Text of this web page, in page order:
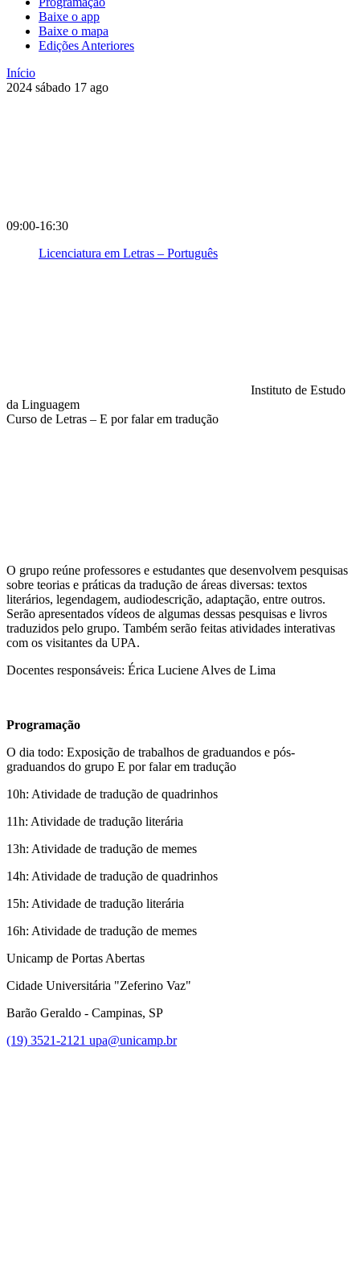
Baixe o app
Baixe o mapa
Edições Anteriores
Início
2024 sábado 17 ago
09:00-16:30
Licenciatura em Letras – Português
Instituto de Estudo
da Linguagem
Curso de Letras – E por falar em tradução
O grupo reúne professores e estudantes que desenvolvem pesquisas
sobre teorias e práticas da tradução de áreas diversas: textos
literários, legendagem, audiodescrição, adaptação, entre outros.
Serão apresentados vídeos de algumas dessas pesquisas e livros
traduzidos pelo grupo. Também serão feitas atividades interativas
com os visitantes da UPA.
Docentes responsáveis: Érica Luciene Alves de Lima
Programação
O dia todo: Exposição de trabalhos de graduandos e pós-
graduandos do grupo E por falar em tradução
10h: Atividade de tradução de quadrinhos
11h: Atividade de tradução literária
13h: Atividade de tradução de memes
14h: Atividade de tradução de quadrinhos
15h: Atividade de tradução literária
16h: Atividade de tradução de memes
Unicamp de Portas Abertas
Cidade Universitária "Zeferino Vaz"
Barão Geraldo - Campinas, SP
(19) 3521-2121 upa@unicamp.br